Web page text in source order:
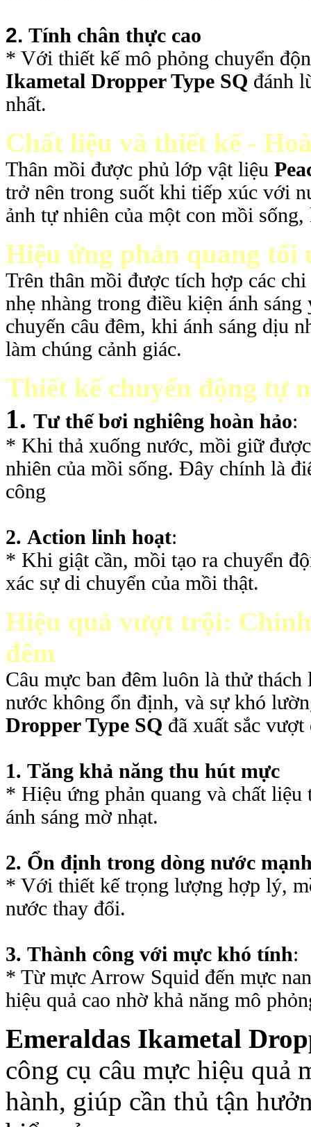
2. Tính chân thực cao
* Với thiết kế mô phỏng chuyển
Ikametal Dropper Type SQ đánh
nhất.
Chất liệu và thiết kế -
Thân mồi được phủ lớp vật liệu
trở nên trong suốt khi tiếp xúc với
ảnh tự nhiên của một con mồi
Hiệu ứng phản quang tối
Trên thân mồi được tích hợp các
nhẹ nhàng trong điều kiện ánh
chuyến câu đêm, khi ánh sáng dịu
làm chúng cảnh giác.
Thiết kế chuyển động tự
1. Tư thế bơi nghiêng hoàn hảo:
* Khi thả xuống nước, mồi giữ
nhiên của mồi sống. Đây chính là
công
2. Action linh hoạt:
* Khi giật cần, mồi tạo ra chuyển
xác sự di chuyển của mồi thật.
Hiệu quả vượt trội:
đêm
Câu mực ban đêm luôn là thử
nước không ổn định, và sự khó
Dropper Type SQ đã xuất sắc
1. Tăng khả năng thu hút mực
* Hiệu ứng phản quang và chất
ánh sáng mờ nhạt.
2. Ổn định trong dòng nước
* Với thiết kế trọng lượng hợp lý,
nước thay đổi.
3. Thành công với mực khó tính:
* Từ mực Arrow Squid đến mực
hiệu quả cao nhờ khả năng mô
Emeraldas Ikametal
công cụ câu mực hiệu quả
hành, giúp cần thủ tận